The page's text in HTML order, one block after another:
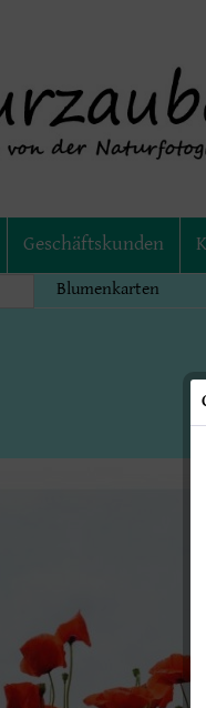
Geschäftskunden
Blumenkarten